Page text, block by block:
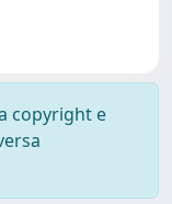
copyright e